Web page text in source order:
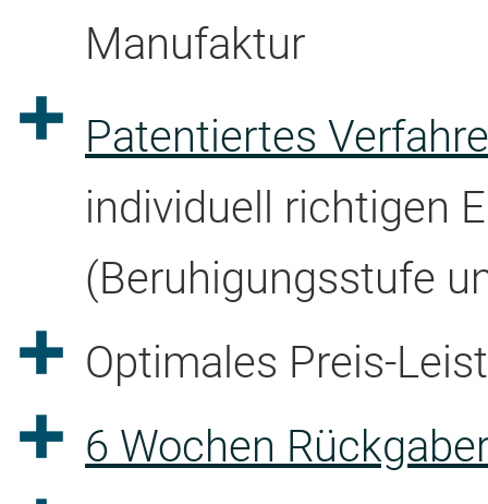
Manufaktur
Patentiertes
individuell richtigen
(Beruhigungsstufe
Optimales Preis-
6 Wochen